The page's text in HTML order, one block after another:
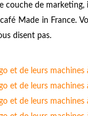
couche de
Made in France.
disent pas.